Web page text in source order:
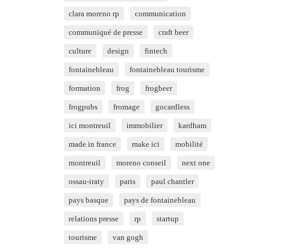
clara moreno rp communication
communiqué de presse craft beer
culture design fintech
fontainebleau fontainebleau tourisme
formation frog frogbeer
frogpubs fromage gocardless
ici montreuil immobilier kardham
made in france make ici mobilité
montreuil moreno conseil next one
ossau-iraty paris paul chantler
pays basque pays de fontainebleau
relations presse rp startup
tourisme van gogh